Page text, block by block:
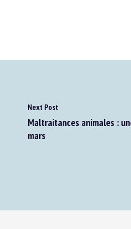
Next Post
Maltraitances animales :
mars